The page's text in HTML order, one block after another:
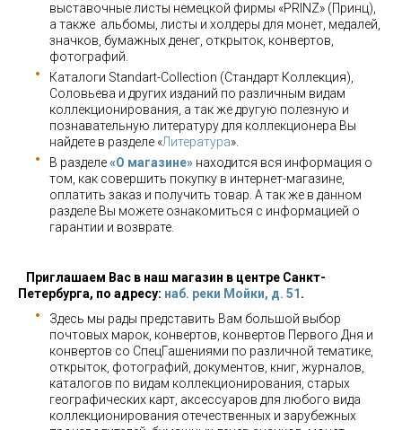
выставочные листы немецкой фирмы «PRINZ» (Принц),
а также альбомы, листы и холдеры для монет, медалей,
значков, бумажных денег, открыток, конвертов,
фотографий.
Каталоги Standart-Collection (Стандарт Коллекция),
Соловьева и других изданий по различным видам
коллекционирования, а так же другую полезную и
познавательную литературу для коллекционера Вы
найдете в разделе «Литература».
В разделе«О магазине» находится вся информация о
том, как совершить покупку в интернет-магазине,
оплатить заказ и получить товар. А так же в данном
разделе Вы можете ознакомиться с информацией о
гарантии и возврате.
Приглашаем Вас в наш магазин в центре Санкт-
Петербурга, по адресу: наб. реки Мойки, д. 51 .
Здесь мы рады представить Вам большой выбор
почтовых марок, конвертов, конвертов Первого Дня и
конвертов со СпецГашениями по различной тематике,
открыток, фотографий, документов, книг, журналов,
каталогов по видам коллекционирования, старых
географических карт, аксессуаров для любого вида
коллекционирования отечественных и зарубежных